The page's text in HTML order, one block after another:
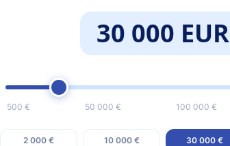
30 000 EUR
500 € 50 000 € 100 000 €
2 000 € 10 000 € 30 000 €